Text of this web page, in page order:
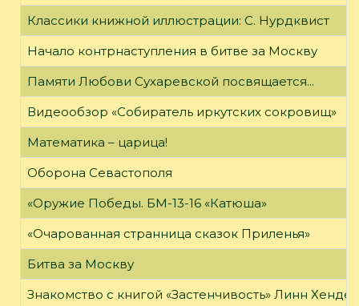
Классики книжной иллюстрации: С. Нурдквист
Начало контрнаступления в битве за Москву
Памяти Любови Сухаревской посвящается...
Видеообзор «Собиратель иркутских сокровищ»
Математика – царица!
Оборона Севастополя
«Оружие Победы. БМ-13-16 «Катюша»
«Очарованная странница сказок Приленья»
Битва за Москву
Знакомство с книгой «Застенчивость» Линн